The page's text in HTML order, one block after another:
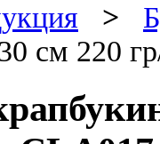
>
см 220